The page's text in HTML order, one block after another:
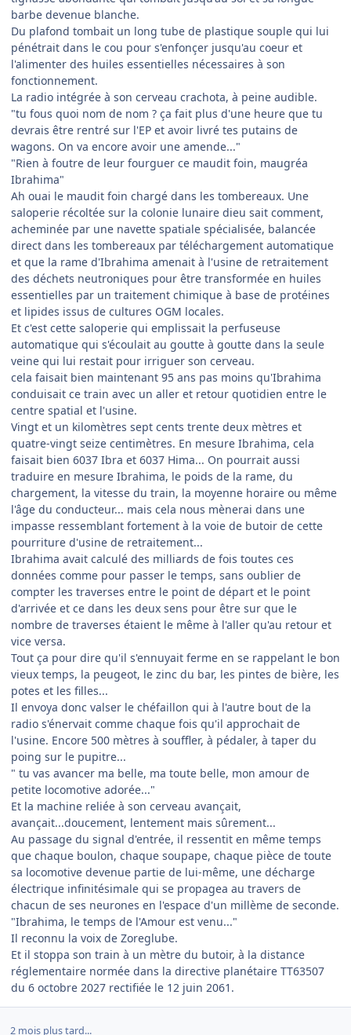
barbe devenue blanche.
Du plafond tombait un long tube de plastique souple qui lui
pénétrait dans le cou pour s'enfonçer jusqu'au coeur et
l'alimenter des huiles essentielles nécessaires à son
fonctionnement.
La radio intégrée à son cerveau crachota, à peine audible.
"tu fous quoi nom de nom ? ça fait plus d'une heure que tu
devrais être rentré sur l'EP et avoir livré tes putains de
wagons. On va encore avoir une amende..."
"Rien à foutre de leur fourguer ce maudit foin, maugréa
Ibrahima"
Ah ouai le maudit foin chargé dans les tombereaux. Une
saloperie récoltée sur la colonie lunaire dieu sait comment,
acheminée par une navette spatiale spécialisée, balancée
direct dans les tombereaux par téléchargement automatique
et que la rame d'Ibrahima amenait à l'usine de retraitement
des déchets neutroniques pour être transformée en huiles
essentielles par un traitement chimique à base de protéines
et lipides issus de cultures OGM locales.
Et c'est cette saloperie qui emplissait la perfuseuse
automatique qui s'écoulait au goutte à goutte dans la seule
veine qui lui restait pour irriguer son cerveau.
cela faisait bien maintenant 95 ans pas moins qu'Ibrahima
conduisait ce train avec un aller et retour quotidien entre le
centre spatial et l'usine.
Vingt et un kilomètres sept cents trente deux mètres et
quatre-vingt seize centimètres. En mesure Ibrahima, cela
faisait bien 6037 Ibra et 6037 Hima... On pourrait aussi
traduire en mesure Ibrahima, le poids de la rame, du
chargement, la vitesse du train, la moyenne horaire ou même
l'âge du conducteur... mais cela nous mènerai dans une
impasse ressemblant fortement à la voie de butoir de cette
pourriture d'usine de retraitement...
Ibrahima avait calculé des milliards de fois toutes ces
données comme pour passer le temps, sans oublier de
compter les traverses entre le point de départ et le point
d'arrivée et ce dans les deux sens pour être sur que le
nombre de traverses étaient le même à l'aller qu'au retour et
vice versa.
Tout ça pour dire qu'il s'ennuyait ferme en se rappelant le bon
vieux temps, la peugeot, le zinc du bar, les pintes de bière, les
potes et les filles...
Il envoya donc valser le chéfaillon qui à l'autre bout de la
radio s'énervait comme chaque fois qu'il approchait de
l'usine. Encore 500 mètres à souffler, à pédaler, à taper du
poing sur le pupitre...
" tu vas avancer ma belle, ma toute belle, mon amour de
petite locomotive adorée..."
Et la machine reliée à son cerveau avançait,
avançait...doucement, lentement mais sûrement...
Au passage du signal d'entrée, il ressentit en même temps
que chaque boulon, chaque soupape, chaque pièce de toute
sa locomotive devenue partie de lui-même, une décharge
électrique infinitésimale qui se propagea au travers de
chacun de ses neurones en l'espace d'un millème de seconde.
"Ibrahima, le temps de l'Amour est venu..."
Il reconnu la voix de Zoreglube.
Et il stoppa son train à un mètre du butoir, à la distance
réglementaire normée dans la directive planétaire TT63507
du 6 octobre 2027 rectifiée le 12 juin 2061.
2 mois plus tard...